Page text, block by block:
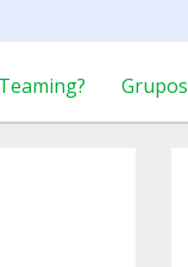
Grupos